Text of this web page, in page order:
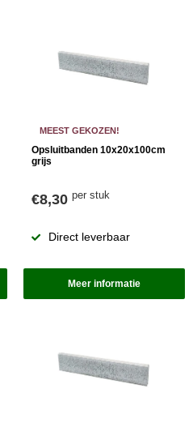
MEEST GEKOZEN!
Opsluitbanden 10x20x100cm
grijs
€8,30per stuk
Direct leverbaar
Meer informatie